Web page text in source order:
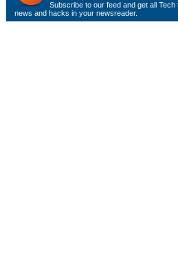
Subscribe to our feed and get all Tech
news and hacks in your newsreader.